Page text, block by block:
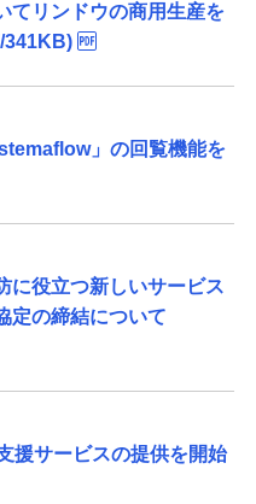
てリンドウの商用生産を
341KB)
」の回覧機能を
に役立つ新しいサービス
定の締結について
援サービスの提供を開始